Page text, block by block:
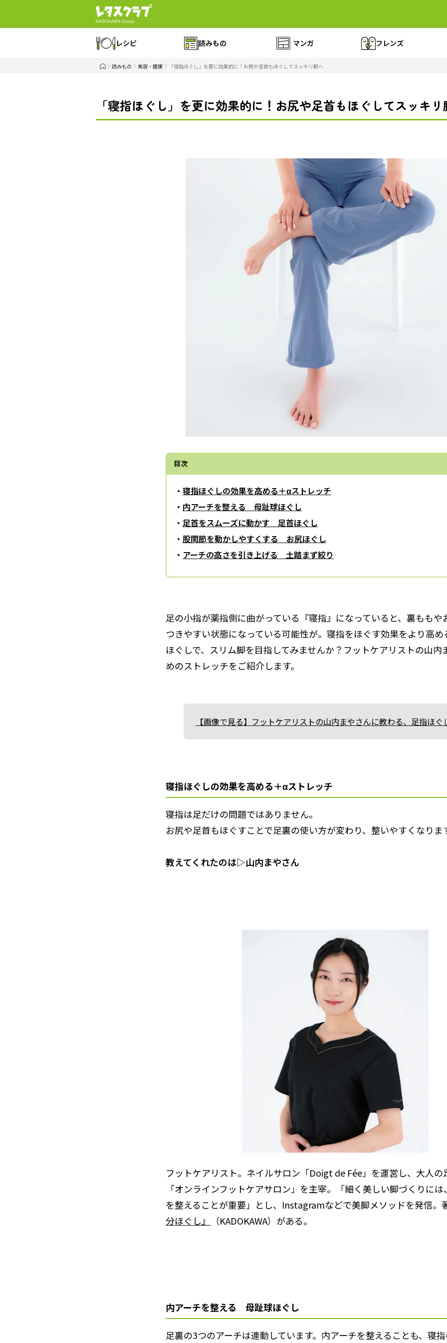
レシピ 読みもの マンガ フレンズ
読みもの 美容・健康 「寝指ほぐし」を更に効果的に！お尻や足首もほぐしてスッキリ脚へ
「寝指ほぐし」を更に効果的に！お尻や足首もほぐしてスッキリ
目次
寝指ほぐしの効果を高める＋αストレッチ
内アーチを整える 母趾球ほぐし
足首をスムーズに動かす 足首ほぐし
股関節を動かしやすくする お尻ほぐし
アーチの高さを引き上げる 土踏まず絞り
足の小指が薬指側に曲がっている『寝指』になっていると、裏ももや
つきやすい状態になっている可能性が。寝指をほぐす効果をより高め
ほぐしで、スリム脚を目指してみませんか？フットケアリストの山内
めのストレッチをご紹介します。
【画像で見る】フットケアリストの山内まやさんに教わる、足指ほぐ
寝指ほぐしの効果を高める＋αストレッチ
寝指は足だけの問題ではありません。
お尻や足首もほぐすことで足裏の使い方が変わり、整いやすくなりま
教えてくれたのは▷山内まやさん
フットケアリスト。ネイルサロン「Doigt de Fée」を運営し、大人の
「オンラインフットケアサロン」を主宰。「細く美しい脚づくりに
を整えることが重要」とし、Instagramなどで美脚メソッドを発信。
分ほぐし』
（KADOKAWA）がある。
内アーチを整える 母趾球ほぐし
足裏の3つのアーチは連動しています。内アーチを整えることも、寝